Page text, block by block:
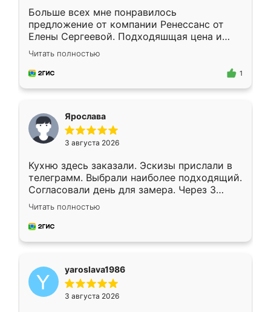
Больше всех мне понравилось
предложение от компании Ренессанс от
Елены Сергеевой. Подходяшщая цена и
короткие сроки изготовления. Приехавший
для замера сотрудник Владислав
предложил по моему эскизу самый
Читать полностью
1
Ярослава
3 августа 2026
Кухню здесь заказали. Эскизы прислали в
телеграмм. Выбрали наиболее подходящий.
Согласовали день для замера. Через 3
недели кухня была уже готова. Остались
довольны работой. Спасибо Ренессанс
мебель за качественную работу!
Читать полностью
yaroslava1986
3 августа 2026